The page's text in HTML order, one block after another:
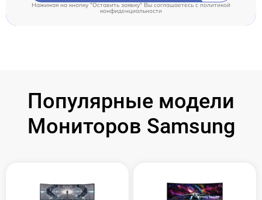
Нажимая на кнопку "Оставить заявку" Вы соглашаетесь cполитикой
конфиденциальности
Популярные модели
Мониторов Samsung